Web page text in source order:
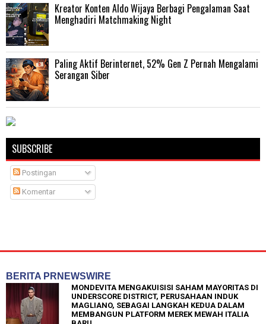
Kreator Konten Aldo Wijaya Berbagi Pengalaman Saat
Menghadiri Matchmaking Night
Paling Aktif Berinternet, 52% Gen Z Pernah Mengalami
Serangan Siber
SUBSCRIBE
Postingan
Komentar
BERITA PRNEWSWIRE
MONDEVITA MENGAKUISISI SAHAM MAYORITAS DI
UNDERSCORE DISTRICT, PERUSAHAAN INDUK
MAGLIANO, SEBAGAI LANGKAH KEDUA DALAM
MEMBANGUN PLATFORM MEREK MEWAH ITALIA